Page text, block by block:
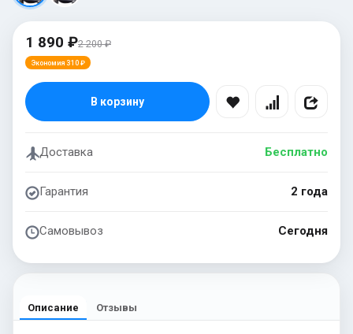
1 890 ₽2 200 ₽
Экономия 310 ₽
В корзину
Доставка Бесплатно
Гарантия 2 года
Самовывоз Сегодня
Описание Отзывы